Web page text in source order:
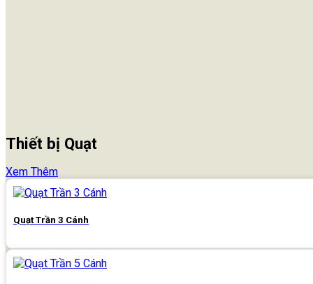
Thiết bị Quạt
Xem Thêm
Quạt Trần 3 Cánh